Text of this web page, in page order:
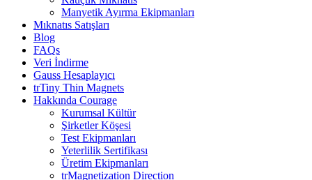
Manyetik Ayırma Ekipmanları
Mıknatıs Satışları
Blog
FAQs
Veri İndirme
Gauss Hesaplayıcı
trTiny Thin Magnets
Hakkında Courage
Kurumsal Kültür
Şirketler Köşesi
Test Ekipmanları
Yeterlilik Sertifikası
Üretim Ekipmanları
trMagnetization Direction